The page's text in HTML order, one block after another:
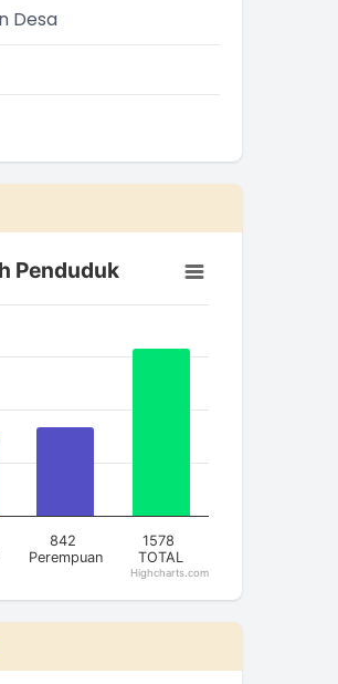
Desa
displaying categories.
Penduduk
842
Perempuan
1578
TOTAL
Highcharts.com